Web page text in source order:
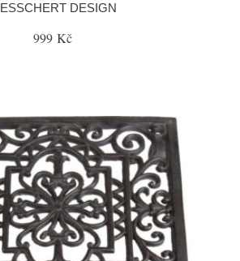
ESSCHERT DESIGN
999 Kč